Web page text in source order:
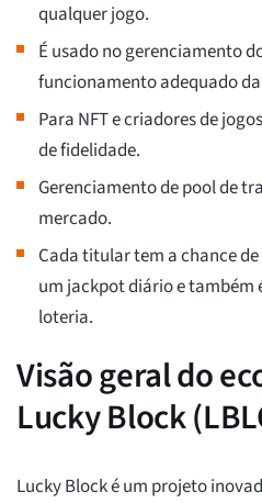
qualquer jogo.
É usado no gerenciamento
funcionamento adequado
Para NFT e criadores de
de fidelidade.
Gerenciamento de pool de
mercado.
Cada titular tem a chance
um jackpot diário e também
loteria.
Visão geral do
Lucky Block
Lucky Block é um projeto